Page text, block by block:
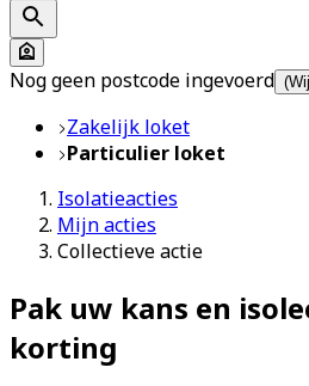
Nog geen postcode ingevoerd
Zakelijk loket
Particulier loket
Isolatieacties
Mijn acties
Collectieve actie
Pak uw kans en
korting